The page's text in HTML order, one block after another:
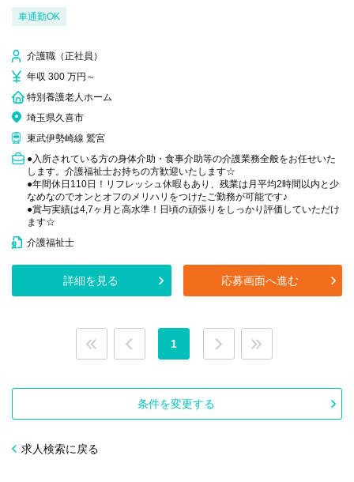
車通勤OK
介護職（正社員）
年収 300 万円～
特別養護老人ホーム
埼玉県久喜市
東武伊勢崎線 鷲宮
●入所されている方の身体介助・食事介助等の介護業務全般をお任せいた
します。介護福祉士お持ちの方歓迎いたします☆
●年間休日110日！リフレッシュ休暇もあり、残業は月平均2時間以内と少
なめなのでオンとオフのメリハリをつけたご勤務が可能です♪
●賞与実績は4,7ヶ月と高水準！日頃の頑張りをしっかり評価していただけ
ます☆
介護福祉士
詳細を見る 応募画面へ進む
1
条件を変更する
求人検索に戻る